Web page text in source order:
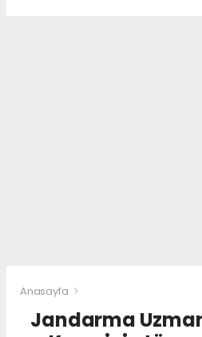
Anasayfa
Jandarma